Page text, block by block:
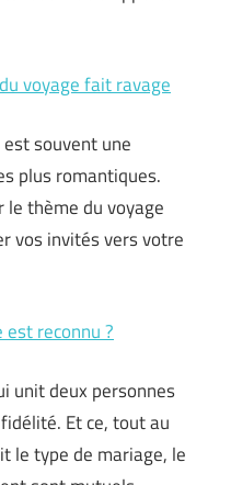
voyage fait ravage
souvent une
plus romantiques.
le thème du voyage
vos invités vers votre
reconnu ?
unit deux personnes
Et ce, tout au
le type de mariage, le